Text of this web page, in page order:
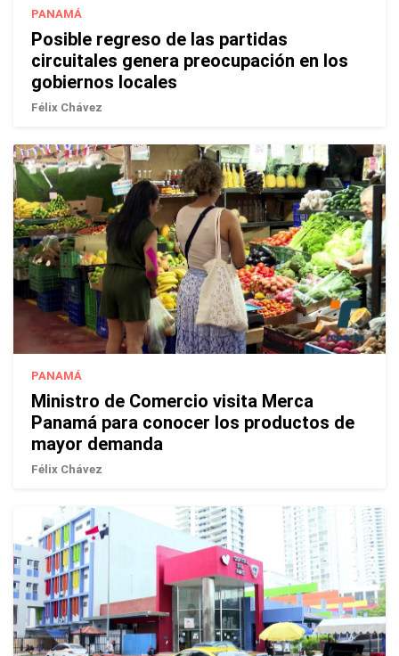
PANAMÁ
Posible regreso de las partidas
circuitales genera preocupación en los
gobiernos locales
Félix Chávez
PANAMÁ
Ministro de Comercio visita Merca
Panamá para conocer los productos de
mayor demanda
Félix Chávez